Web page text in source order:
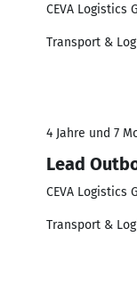
CEVA Logistics
Transport &
4 Jahre und 7
Lead
CEVA Logistics
Transport &